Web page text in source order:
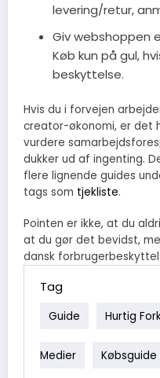
levering/retur,
Giv webshoppen
Køb kun på gul,
beskyttelse.
Hvis du i forvejen
creator-økonomi, er det
vurdere
dukker ud af ingenting.
flere lignende guides
tags som tjekliste.
Pointen er ikke, at du
at du gør det bevidst,
dansk
Tag
Guide Hurtig
Medier Købsguide